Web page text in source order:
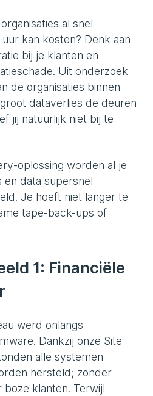
al snel
kan kosten? Denk aan
bij je klanten en
Uit onderzoek
de organisaties binnen
dataverlies de deuren
jij natuurlijk niet bij te
oplossing worden al je
en data supersnel
Je hoeft niet langer te
tape-back-ups of
1: Financiële
werd onlangs
Dankzij onze Site
alle systemen
hersteld; zonder
klanten. Terwijl